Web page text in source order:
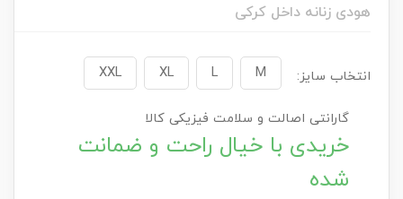
هودی زنانه داخل کرکی
انتخاب سایز: M
L
XL
XXL
گارانتی اصالت و سلامت فیزیکی کالا
خریدی با خیال راحت و ضمانت
شده